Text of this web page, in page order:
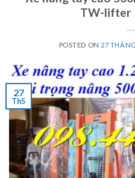
TW-lifter
POSTED ON 27
27
Th5